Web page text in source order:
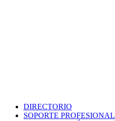
DIRECTORIO
SOPORTE PROFESIONAL